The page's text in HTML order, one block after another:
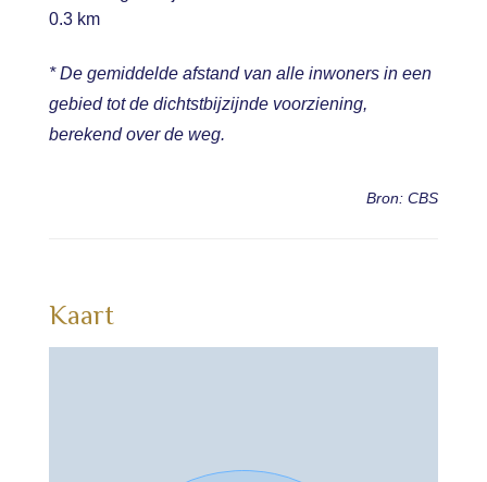
0.3 km
* De gemiddelde afstand van alle inwoners in een
gebied tot de dichtstbijzijnde voorziening,
berekend over de weg.
Bron: CBS
Kaart